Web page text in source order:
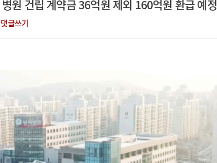
사 채용
채용시까지
원 건립 계약금 36억원 제외 160억원 환급 예정
댓글쓰기